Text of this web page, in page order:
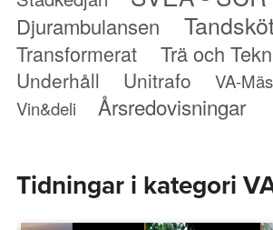
Djurambulansen
Transformerat Trä och
Underhåll Unitrafo VA-
Vin&deli
Årsredovisningar
Tidningar i kategori